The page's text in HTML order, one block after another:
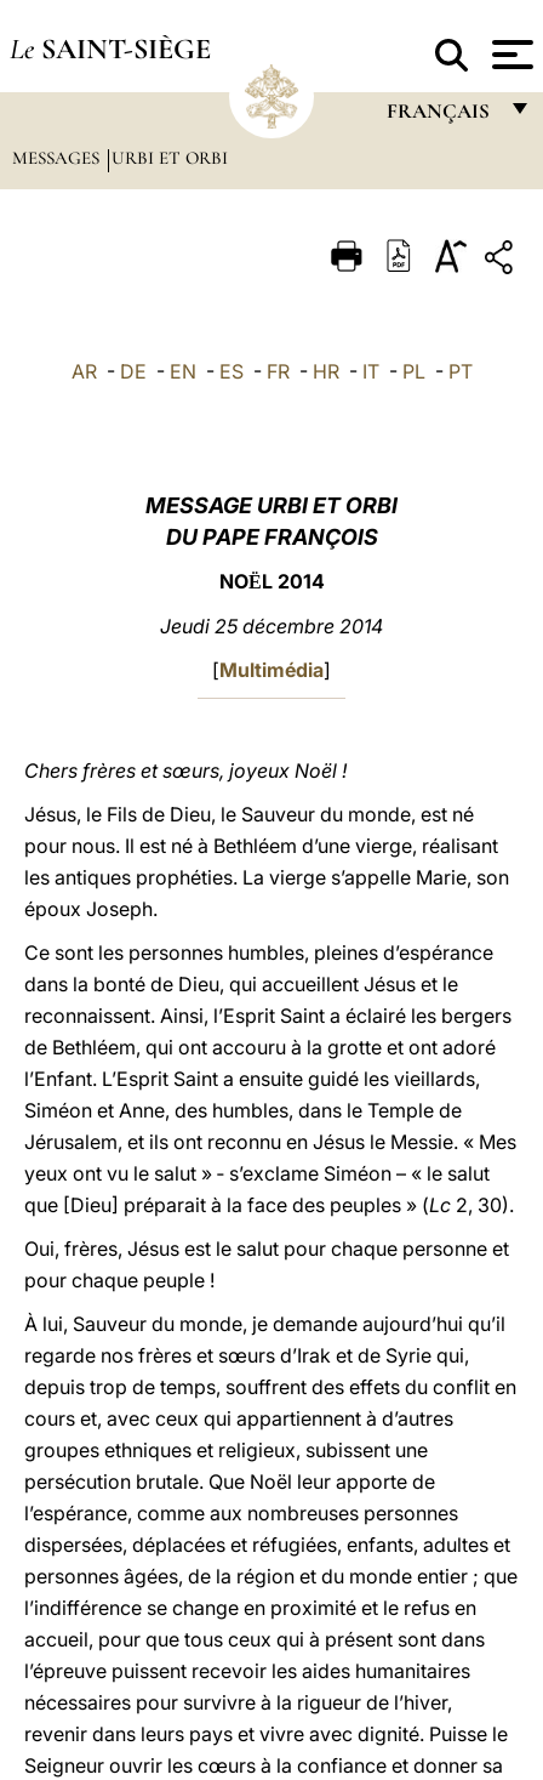
Le SAINT-SIÈGE
FRANÇAIS
ITALIANO
MESSAGES URBI ET ORBI
AR- DE - EN - ES- FR- HR- IT- PL- PT
MESSAGE URBI ET ORBI
DU PAPE FRANÇOIS
NOËL2014
Jeudi 25 décembre 2014
[Multimédia]
Chers frères et sœurs, joyeux Noël !
Jésus, le Fils de Dieu, le Sauveur du monde, est né
pour nous. Il est né à Bethléem d’une vierge, réalisant
les antiques prophéties. La vierge s’appelle Marie, son
époux Joseph.
Ce sont les personnes humbles, pleines d’espérance
dans la bonté de Dieu, qui accueillent Jésus et le
reconnaissent. Ainsi, l’Esprit Saint a éclairé les bergers
de Bethléem, qui ont accouru à la grotte et ont adoré
l’Enfant. L’Esprit Saint a ensuite guidé les vieillards,
Siméon et Anne, des humbles, dans le Temple de
Jérusalem, et ils ont reconnu en Jésus le Messie. « Mes
yeux ont vu le salut » ‑ s’exclame Siméon – « le salut
que [Dieu] préparait à la face des peuples » (Lc 2, 30).
Oui, frères, Jésus est le salut pour chaque personne et
pour chaque peuple !
À lui, Sauveur du monde, je demande aujourd’hui qu’il
regarde nos frères et sœurs d’Irak et de Syrie qui,
depuis trop de temps, souffrent des effets du conflit en
cours et, avec ceux qui appartiennent à d’autres
groupes ethniques et religieux, subissent une
persécution brutale. Que Noël leur apporte de
l’espérance, comme aux nombreuses personnes
dispersées, déplacées et réfugiées, enfants, adultes et
personnes âgées, de la région et du monde entier ; que
l’indifférence se change en proximité et le refus en
accueil, pour que tous ceux qui à présent sont dans
l’épreuve puissent recevoir les aides humanitaires
nécessaires pour survivre à la rigueur de l’hiver,
revenir dans leurs pays et vivre avec dignité. Puisse le
Seigneur ouvrir les cœurs à la confiance et donner sa